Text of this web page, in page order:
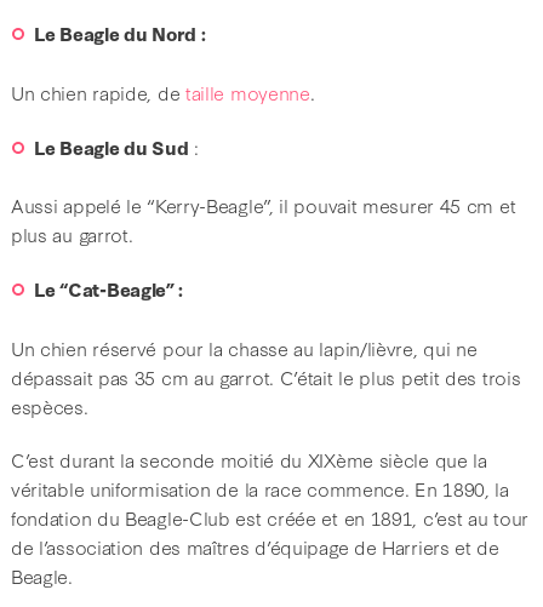
Le Beagle du Nord :
Un chien rapide, de taille moyenne.
Le Beagle du Sud :
Aussi appelé le “Kerry-Beagle”, il pouvait mesurer 45 cm et
plus au garrot.
Le “Cat-Beagle” :
Un chien réservé pour la chasse au lapin/lièvre, qui ne
dépassait pas 35 cm au garrot. C’était le plus petit des trois
espèces.
C’est durant la seconde moitié du XIXème siècle que la
véritable uniformisation de la race commence. En 1890, la
fondation du Beagle-Club est créée et en 1891, c’est au tour
de l’association des maîtres d’équipage de Harriers et de
Beagle.